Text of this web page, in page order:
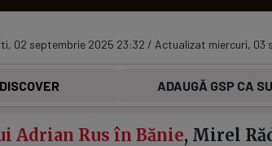
02 septembrie 2025 23:32 / Actualizat miercuri, 03
ADAUGĂ GSP CA
Adrian Rus în Bănie, Mirel